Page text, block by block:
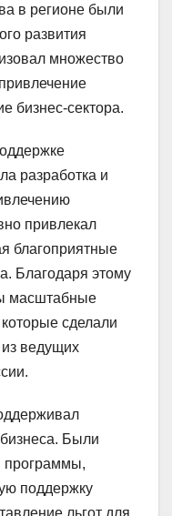
в регионе были
развития
множество
бизнес-сектора.
разработка и
привлекал
благоприятные
Благодаря этому
масштабные
сделали
ведущих
Были
программы,
поддержку
льгот для